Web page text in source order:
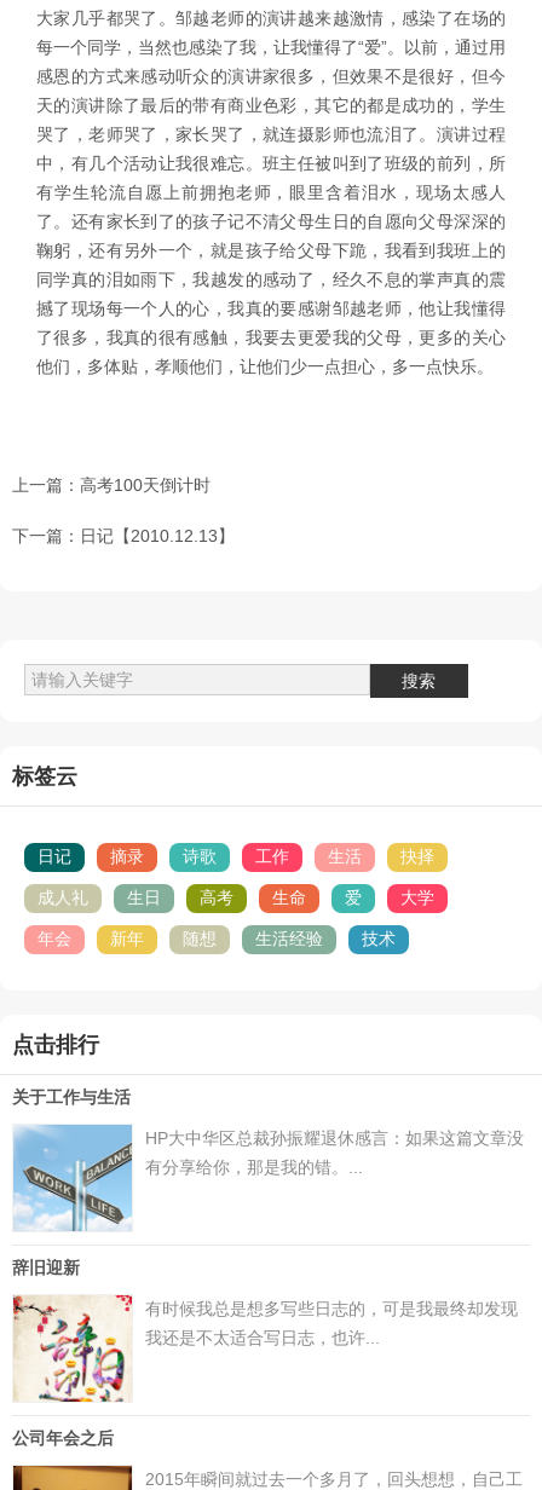
大家几乎都哭了。邹越老师的演讲越来越激情，感染了在场的
每一个同学，当然也感染了我，让我懂得了“爱”。以前，通过用
感恩的方式来感动听众的演讲家很多，但效果不是很好，但今
天的演讲除了最后的带有商业色彩，其它的都是成功的，学生
哭了，老师哭了，家长哭了，就连摄影师也流泪了。演讲过程
中，有几个活动让我很难忘。班主任被叫到了班级的前列，所
有学生轮流自愿上前拥抱老师，眼里含着泪水，现场太感人
了。还有家长到了的孩子记不清父母生日的自愿向父母深深的
鞠躬，还有另外一个，就是孩子给父母下跪，我看到我班上的
同学真的泪如雨下，我越发的感动了，经久不息的掌声真的震
撼了现场每一个人的心，我真的要感谢邹越老师，他让我懂得
了很多，我真的很有感触，我要去更爱我的父母，更多的关心
他们，多体贴，孝顺他们，让他们少一点担心，多一点快乐。
上一篇： 高考100天倒计时
下一篇： 日记【2010.12.13】
标签云
日记 摘录 诗歌 工作 生活 抉择
成人礼 生日 高考 生命 爱 大学
年会 新年 随想 生活经验 技术
点击排行
关于工作与生活
HP大中华区总裁孙振耀退休感言：如果这篇文章没
有分享给你，那是我的错。...
辞旧迎新
有时候我总是想多写些日志的，可是我最终却发现
我还是不太适合写日志，也许...
公司年会之后
2015年瞬间就过去一个多月了，回头想想，自己工